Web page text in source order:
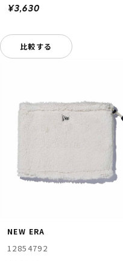
¥3,630
比較する
NEW ERA
12854792